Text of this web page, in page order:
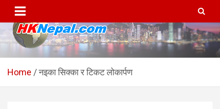
content
HKNepal.com – हङकङबाट
सञ्चालित पहिलो नेपाली अनलाईन
hknepal, hknepal.com, hk nepal, hk nepal com
Home नइका सिक्का र टिकट लोकार्पण